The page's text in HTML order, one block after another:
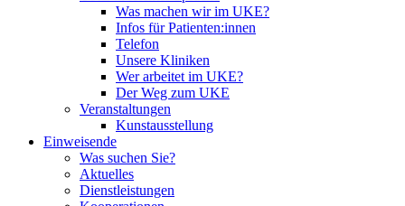
Was machen wir im UKE?
Infos für Patienten:innen
Telefon
Unsere Kliniken
Wer arbeitet im UKE?
Der Weg zum UKE
Veranstaltungen
Kunstausstellung
Einweisende
Was suchen Sie?
Aktuelles
Dienstleistungen